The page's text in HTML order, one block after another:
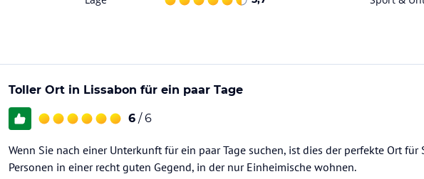
Toller Ort in Lissabon für ein paar Tage
6 / 6
Wenn Sie nach einer Unterkunft für ein paar Tage suchen, ist dies der perfekte Ort für
Personen in einer recht guten Gegend, in der nur Einheimische wohnen.